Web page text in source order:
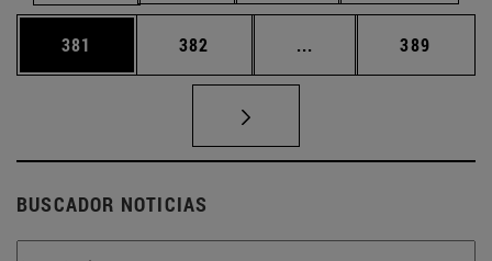
Página
381 Página
382 ... Páginas intermedias
Página
389
BUSCADOR NOTICIAS